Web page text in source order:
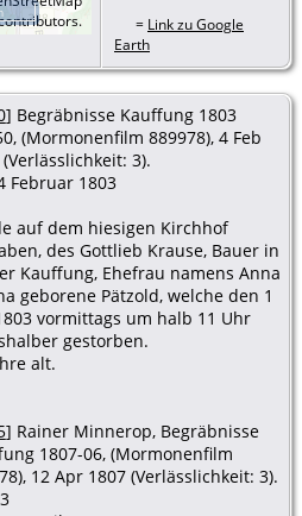
= Link zu Google
Earth
] Begräbnisse Kauffung 1803
(Mormonenfilm 889978), 4 Feb
(Verlässlichkeit: 3).
Februar 1803
auf dem hiesigen Kirchhof
des Gottlieb Krause, Bauer in
Kauffung, Ehefrau namens Anna
geborene Pätzold, welche den 1
vormittags um halb 11 Uhr
gestorben.
alt.
] Rainer Minnerop, Begräbnisse
1807-06, (Mormonenfilm
12 Apr 1807 (Verlässlichkeit: 3).